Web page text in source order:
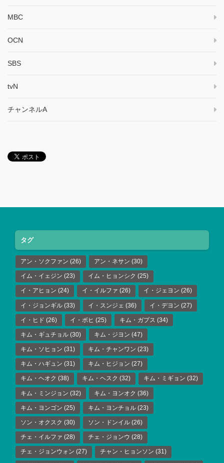
MBC
OCN
SBS
tvN
チャンネルA
タグ
アン・ソクファン (26) アン・ネサン (30)
イム・イェジン (23) イム・ヒョンシク (25)
イ・アヒョン (24) イ・イルファ (26) イ・ジェヨン (26)
イ・ジョンギル (33) イ・スンジェ (36) イ・デヨン (27)
イ・ヒド (26) イ・ボヒ (25) キム・ガプス (34)
キム・ギュチョル (30) キム・ジヨン (47)
キム・ソヒョン (31) キム・チャンワン (23)
キム・ハギュン (31) キム・ヒジョン (27)
キム・ヘオク (38) キム・ヘスク (32) キム・ミギョン (32)
キム・ミンジョン (32) キム・ヨンオク (36)
キム・ヨンゴン (25) キム・ヨンチョル (23)
ソン・オクスク (30) ソン・ドンイル (26)
チェ・イルファ (28) チェ・ジョンウ (28)
チェ・ジョンウォン (27) チャン・ヒョンソン (31)